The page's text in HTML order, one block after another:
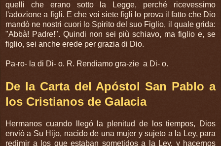
quelli che erano sotto la Legge, perché ricevessimo
l'adozione a figli. E che voi siete figli lo prova il fatto che Dio
mandò ne nostri cuori lo Spirito del suo Figlio, il quale grida:
"Abbà! Padre!". Quindi non sei più schiavo, ma figlio e, se
figlio, sei anche erede per grazia di Dio.
Pa-ro- la di Di- o. R. Rendiamo gra-zie a Di- o.
De la Carta del Apóstol San Pablo a
los Cristianos de Galacia
Hermanos cuando llegó la plenitud de los tiempos, Dios
envió a Su Hijo, nacido de una mujer y sujeto a la Ley, para
redimir a los que estaban sometidos a la Ley, y hacernos